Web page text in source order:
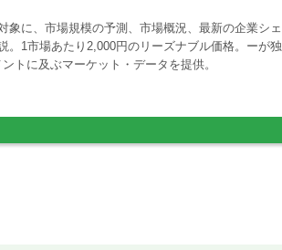
象に、市場規模の予測、市場概況、最新の企業シェ
。1市場あたり2,000円のリーズナブル価格。ーが独
トに及ぶマーケット・データを提供。